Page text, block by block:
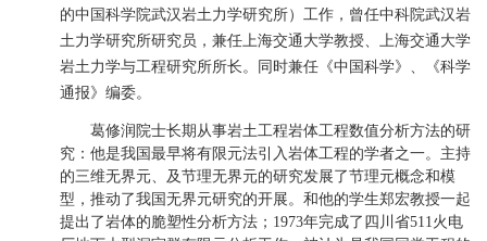
的中国科学院武汉岩土力学研究所）工作， 曾任中科院武汉岩
土力学研究所研究员，兼任上海交通大学教授、上海交通大学
岩土力学与工程研究所所长。同时兼任《中国科学》、《科学
通报》编委。
葛修润院士长期从事岩土工程岩体工程数值分析方法的研
究：他是我国最早将有限元法引入岩体工程的学者之一。主持
的三维无界元、及节理无界元的研究发展了节理元概念和模
型，推动了我国无界元研究的开展。和他的学生郑宏教授一起
提出了岩体的脆塑性分析方法；1973年完成了四川省511火电